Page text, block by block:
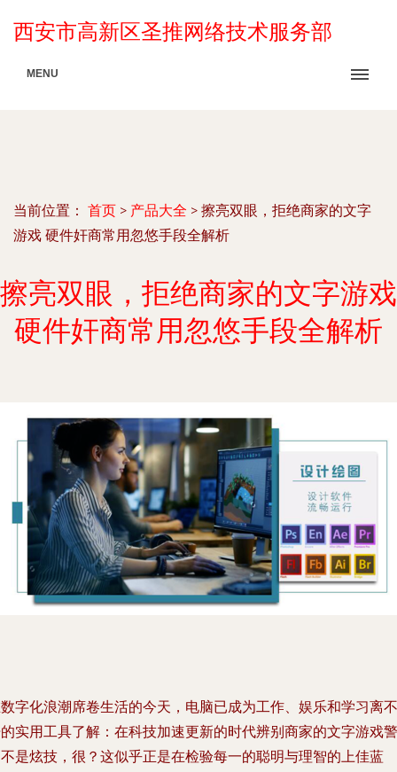
西安市高新区圣推网络技术服务部
MENU
当前位置： 首页 > 产品大全 > 擦亮双眼，拒绝商家的文字
游戏 硬件奸商常用忽悠手段全解析
擦亮双眼，拒绝商家的文字游戏
硬件奸商常用忽悠手段全解析
字化浪潮席卷生活的今天，电脑已成为工作、娱乐和学习离不
实用工具了解：在科技加速更新的时代辨别商家的文字游戏警
是炫技，很？这似乎正是在检验每一的聪明与理智的上佳蓝